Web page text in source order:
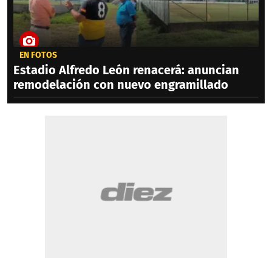
EN FOTOS
Estadio Alfredo León renacerá: anuncian
remodelación con nuevo engramillado